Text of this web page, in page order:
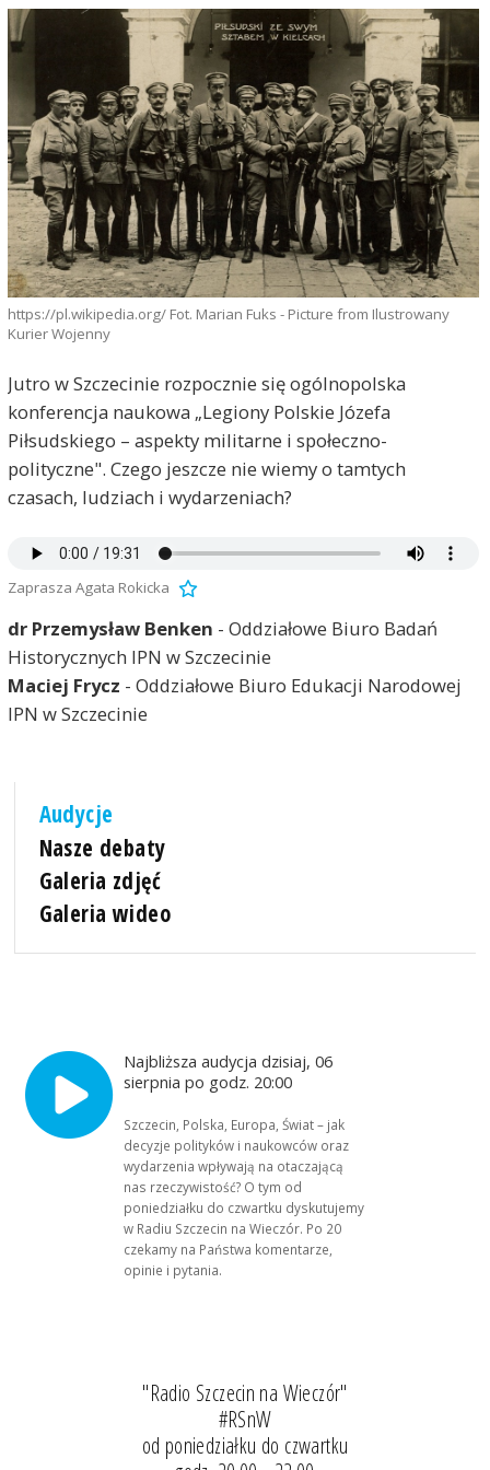
https://pl.wikipedia.org/ Fot. Marian Fuks - Picture from Ilustrowany
Kurier Wojenny
Jutro w Szczecinie rozpocznie się ogólnopolska
konferencja naukowa „Legiony Polskie Józefa
Piłsudskiego – aspekty militarne i społeczno-
polityczne". Czego jeszcze nie wiemy o tamtych
czasach, ludziach i wydarzeniach?
Zaprasza Agata Rokicka
dr Przemysław Benken - Oddziałowe Biuro Badań
Historycznych IPN w Szczecinie
Maciej Frycz - Oddziałowe Biuro Edukacji Narodowej
IPN w Szczecinie
Audycje
Nasze debaty
Galeria zdjęć
Galeria wideo
Najbliższa audycja dzisiaj, 06
sierpnia po godz. 20:00
Szczecin, Polska, Europa, Świat – jak
decyzje polityków i naukowców oraz
wydarzenia wpływają na otaczającą
nas rzeczywistość? O tym od
poniedziałku do czwartku dyskutujemy
w Radiu Szczecin na Wieczór. Po 20
czekamy na Państwa komentarze,
opinie i pytania.
"Radio Szczecin na Wieczór"
#RSnW
od poniedziałku do czwartku